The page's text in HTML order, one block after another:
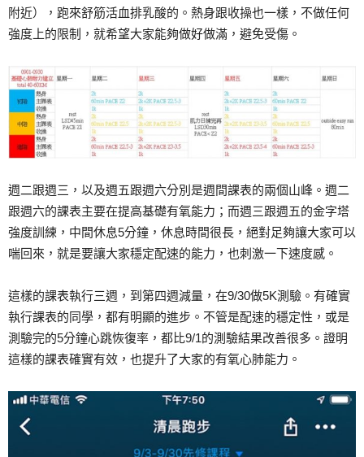
附近），跑來舒筋活血排乳酸的。熱身跟收操也一樣，不做任何
強度上的限制，就希望大家能夠做好做滿，避免受傷。
週二跟週三，以及週五跟週六分別是週間課表的兩個山峰。週二
跟週六的課表主要在提高基礎有氧能力；而週三跟週五的金字塔
強度訓練，中間休息5分鐘，休息時間很長，絕對足夠讓大家可以
喘回來，就是要讓大家穩定配速的能力，也刺激一下速度感。
這樣的課表執行三週，到第四週減量，在9/30做5K測驗。有確實
執行課表的同學，都有明顯的進步。不管是配速的穩定性，或是
測驗完的5分鐘心跳恢復率，都比9/1的測驗結果改善很多。證明
這樣的課表確實有效，也提升了大家的有氧心肺能力。